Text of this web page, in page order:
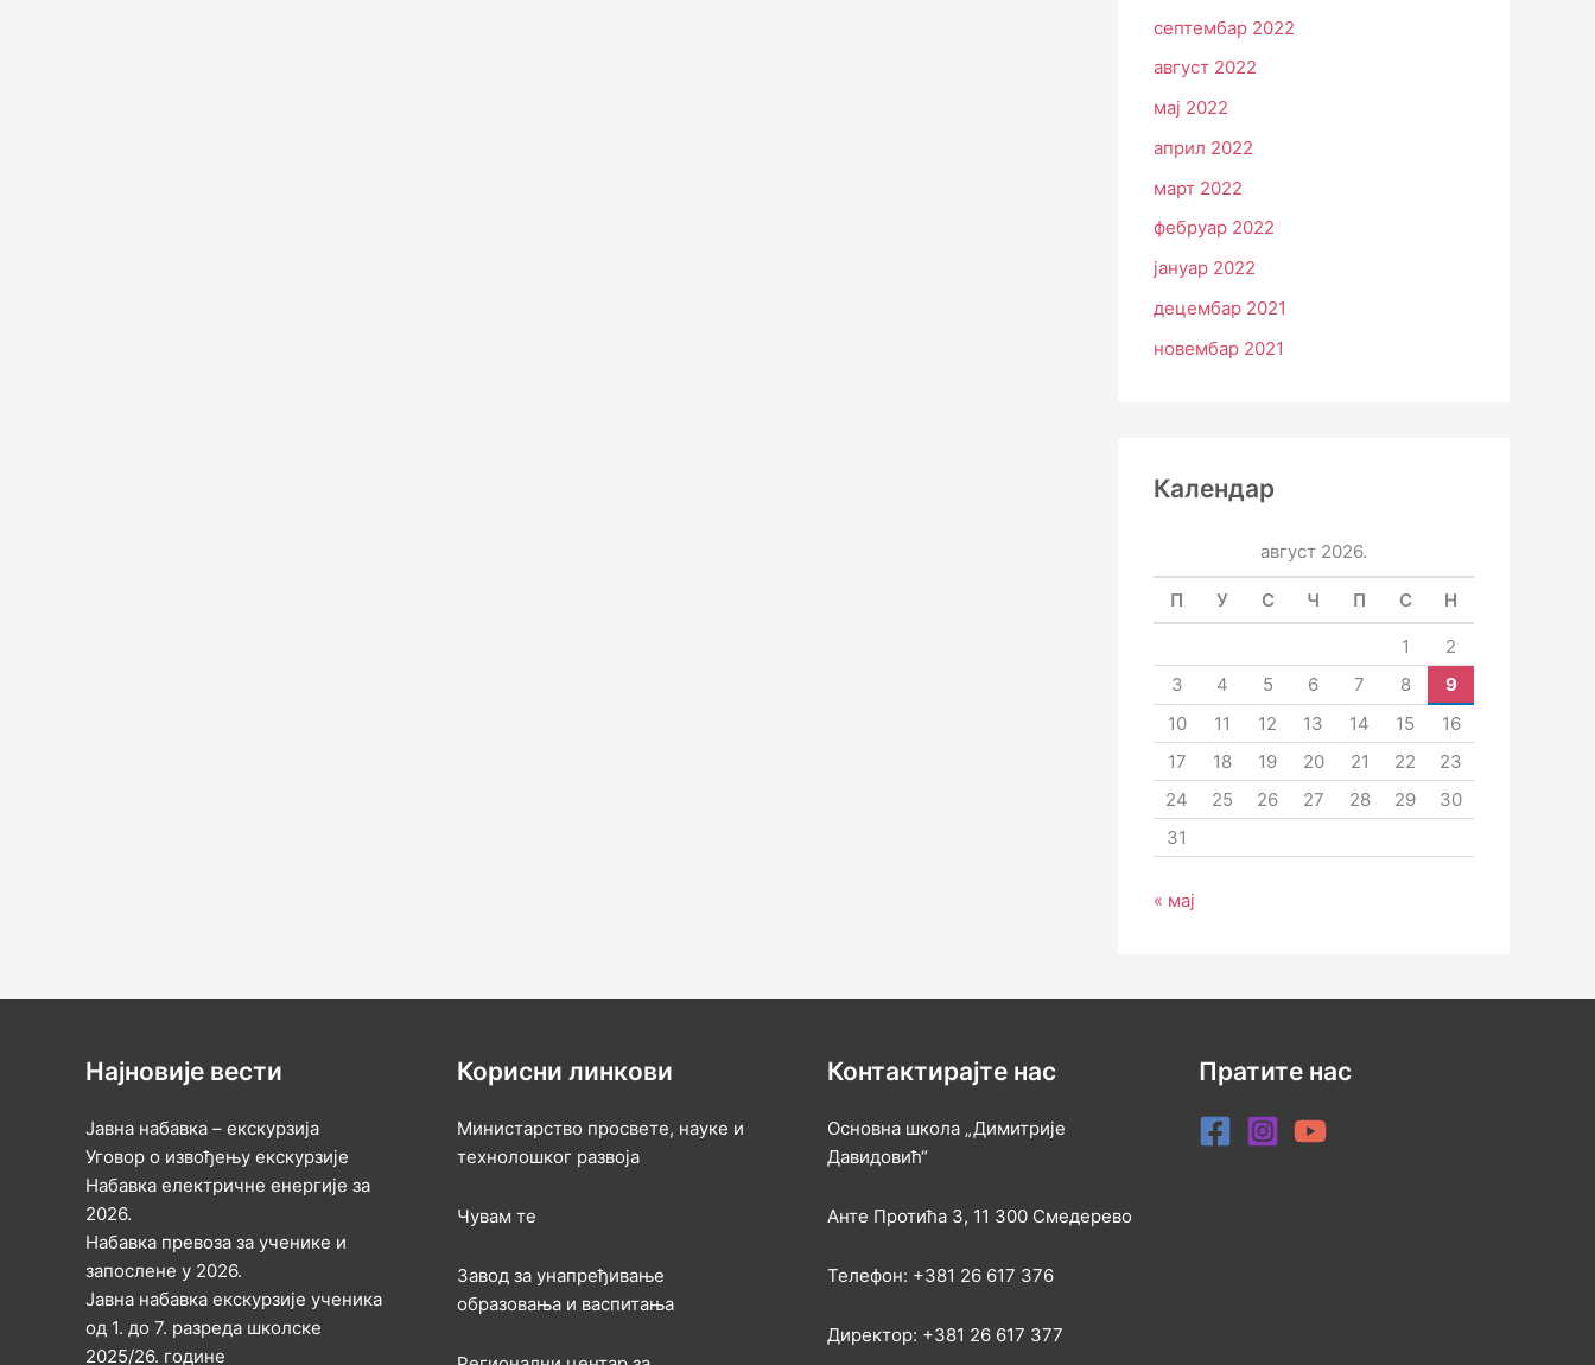
септембар 2022
август 2022
мај 2022
април 2022
март 2022
фебруар 2022
јануар 2022
децембар 2021
новембар 2021
Календар
август 2026.
П У С Ч П С Н
1
2
3
4 5 6 7 8
9
10
11 12 13 14 15
16
17
18 19 20 21 22
23
24
25 26 27 28 29
30
31
« мај
Најновије вести
Јавна набавка – екскурзија
Уговор о извођењу екскурзије
Набавка електричне енергије за
2026.
Набавка превоза за ученике и
запослене у 2026.
Јавна набавка екскурзије ученика
од 1. до 7. разреда школске
2025/26. године
Корисни линкови
Министарство просвете, науке и
технолошког развоја
Чувам те
Завод за унапређивање
образовања и васпитања
Контактирајте нас
Основна школа „Димитрије
Давидовић“
Анте Протића 3, 11 300 Смедерево
Телефон: +381 26 617 376
Директор: +381 26 617 377
Пратите нас